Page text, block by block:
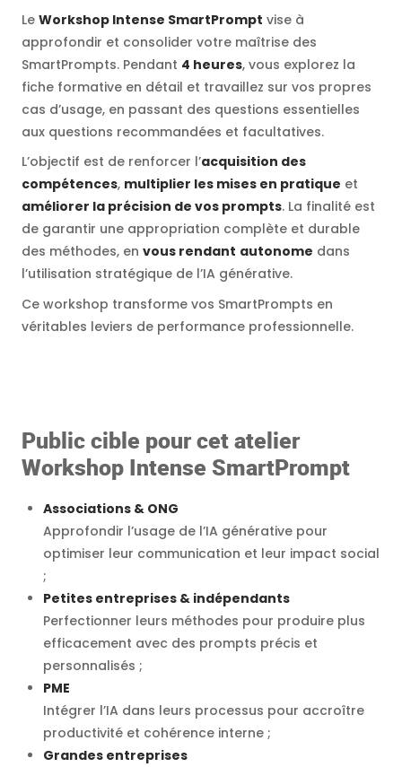
Le Workshop Intense SmartPrompt vise à
approfondir et consolider votre maîtrise des
SmartPrompts. Pendant 4 heures, vous explorez la
fiche formative en détail et travaillez sur vos propres
cas d’usage, en passant des questions essentielles
aux questions recommandées et facultatives.
L’objectif est de renforcer l’acquisition des
compétences, multiplier les mises en pratique et
améliorer la précision de vos prompts. La finalité est
de garantir une appropriation complète et durable
des méthodes, en vous rendant autonome dans
l’utilisation stratégique de l’IA générative.
Ce workshop transforme vos SmartPrompts en
véritables leviers de performance professionnelle.
Public cible pour cet atelier
Workshop Intense SmartPrompt
Associations & ONG
Approfondir l’usage de l’IA générative pour
optimiser leur communication et leur impact social
;
Petites entreprises & indépendants
Perfectionner leurs méthodes pour produire plus
efficacement avec des prompts précis et
personnalisés ;
PME
Intégrer l’IA dans leurs processus pour accroître
productivité et cohérence interne ;
Grandes entreprises